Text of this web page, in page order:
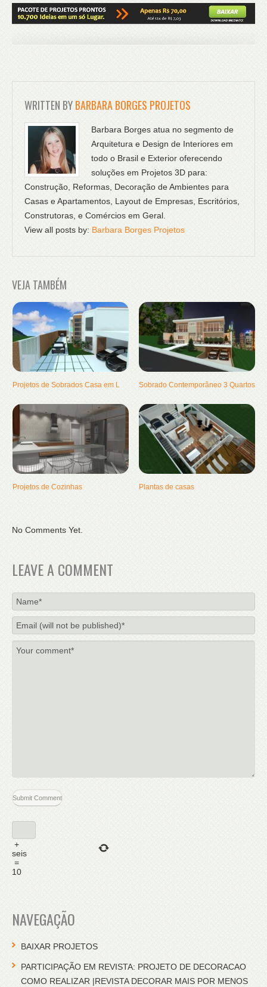
WRITTEN BYBARBARA BORGES PROJETOS
Barbara Borges atua no segmento de
Arquitetura e Design de Interiores em
todo o Brasil e Exterior oferecendo
soluções em Projetos 3D para:
Construção, Reformas, Decoração de Ambientes para
Casas e Apartamentos, Layout de Empresas, Escritórios,
Construtoras, e Comércios em Geral.
View all posts by: Barbara Borges Projetos
VEJA TAMBÉM
Projetos de Sobrados Casa em L Sobrado Contemporâneo 3 Quartos
Projetos de Cozinhas Plantas de casas
No Comments Yet.
LEAVE A COMMENT
+
seis
=
10
NAVEGAÇÃO
BAIXAR PROJETOS
PARTICIPAÇÃO EM REVISTA: PROJETO DE DECORACAO
COMO REALIZAR |REVISTA DECORAR MAIS POR MENOS